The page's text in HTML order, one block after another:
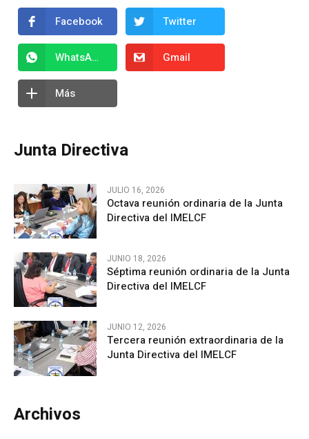
Facebook Twitter
WhatsApp Gmail
Más
Junta Directiva
JULIO 16, 2026
Octava reunión ordinaria de la Junta
Directiva del IMELCF
JUNIO 18, 2026
Séptima reunión ordinaria de la Junta
Directiva del IMELCF
JUNIO 12, 2026
Tercera reunión extraordinaria de la
Junta Directiva del IMELCF
Archivos